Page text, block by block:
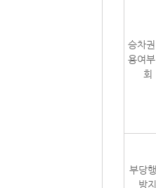
승차
용여
회
부당
방지